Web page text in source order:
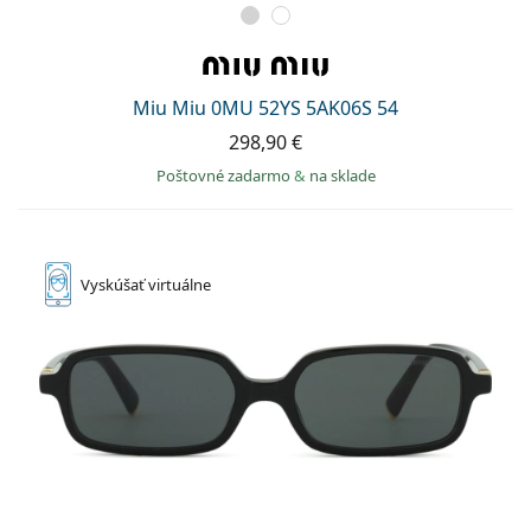
Miu Miu 0MU 52YS 5AK06S 54
298,90 €
Poštovné zadarmo& na sklade
Vyskúšaťvirtuálne